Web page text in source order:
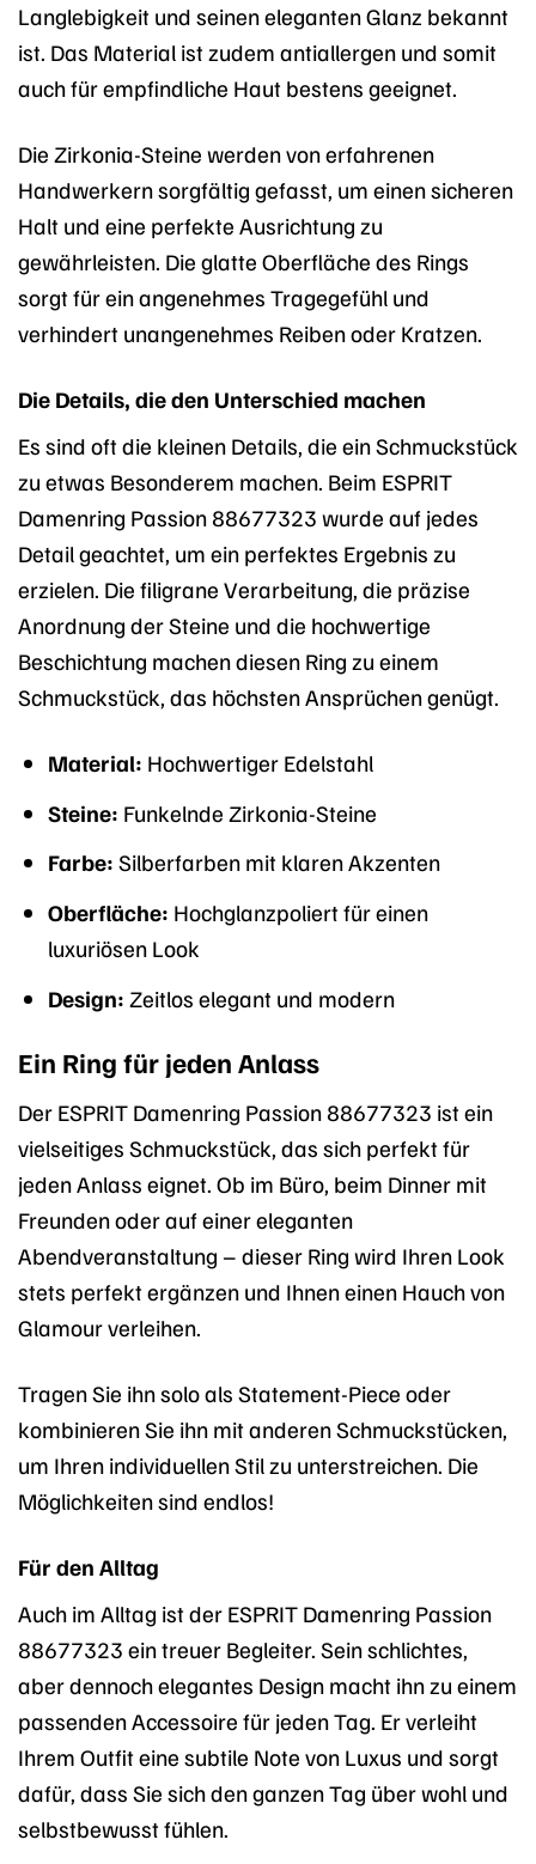
Langlebigkeit und seinen eleganten Glanz bekannt
ist. Das Material ist zudem antiallergen und somit
auch für empfindliche Haut bestens geeignet.
Die Zirkonia-Steine werden von erfahrenen
Handwerkern sorgfältig gefasst, um einen sicheren
Halt und eine perfekte Ausrichtung zu
gewährleisten. Die glatte Oberfläche des Rings
sorgt für ein angenehmes Tragegefühl und
verhindert unangenehmes Reiben oder Kratzen.
Die Details, die den Unterschied machen
Es sind oft die kleinen Details, die ein Schmuckstück
zu etwas Besonderem machen. Beim ESPRIT
Damenring Passion 88677323 wurde auf jedes
Detail geachtet, um ein perfektes Ergebnis zu
erzielen. Die filigrane Verarbeitung, die präzise
Anordnung der Steine und die hochwertige
Beschichtung machen diesen Ring zu einem
Schmuckstück, das höchsten Ansprüchen genügt.
Material: Hochwertiger Edelstahl
Steine: Funkelnde Zirkonia-Steine
Farbe: Silberfarben mit klaren Akzenten
Oberfläche: Hochglanzpoliert für einen
luxuriösen Look
Design: Zeitlos elegant und modern
Ein Ring für jeden Anlass
Der ESPRIT Damenring Passion 88677323 ist ein
vielseitiges Schmuckstück, das sich perfekt für
jeden Anlass eignet. Ob im Büro, beim Dinner mit
Freunden oder auf einer eleganten
Abendveranstaltung – dieser Ring wird Ihren Look
stets perfekt ergänzen und Ihnen einen Hauch von
Glamour verleihen.
Tragen Sie ihn solo als Statement-Piece oder
kombinieren Sie ihn mit anderen Schmuckstücken,
um Ihren individuellen Stil zu unterstreichen. Die
Möglichkeiten sind endlos!
Für den Alltag
Auch im Alltag ist der ESPRIT Damenring Passion
88677323 ein treuer Begleiter. Sein schlichtes,
aber dennoch elegantes Design macht ihn zu einem
passenden Accessoire für jeden Tag. Er verleiht
Ihrem Outfit eine subtile Note von Luxus und sorgt
dafür, dass Sie sich den ganzen Tag über wohl und
selbstbewusst fühlen.